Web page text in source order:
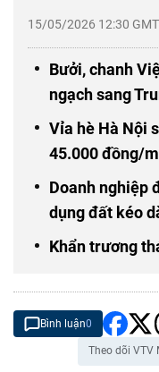
15/05/2026 12:30
Bưởi, chanh
ngạch sang
Vỉa hè Hà Nội
45.000 đồng/
Doanh nghiệp
dụng đất kéo
Khẩn trương
Bình luận0
Theo dõi VTV